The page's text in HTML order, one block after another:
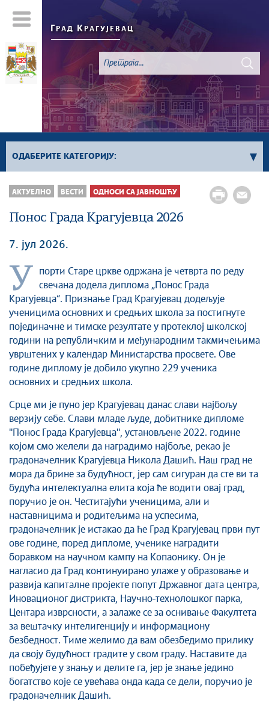
Г РАД К РАГУЈЕВАЦ
ОДАБЕРИТЕ КАТЕГОРИЈУ:
Све вести
Сервисне Информације
Генерално
Култура
Здравство
Социјална заштита
Спорт
Седнице Градског већа
Седнице Скупштине
Туризам
Екологија
Млади у локалној самоуправи
НВО
Међународна сарадња
Позив за медије
Избори
Октобарске свечаности
Образовање
Савет за координацију послова безбедности
саобраћаја
Људска и мањинска права
АКТУЕЛНО ВЕСТИ ОДНОСИ СА ЈАВНОШЋУ
Понос Града Крагујевца 2026
7. јул 2026.
У
порти Старе цркве одржана је четврта по реду
свечана додела диплома „Понос Града
Крагујевца“. Признање Град Крагујевац додељује
ученицима основних и средњих школа за постигнуте
појединачне и тимске резултате у протеклој школској
години на републичким и међународним такмичењима
уврштених у календар Министарства просвете. Ове
године диплому је добило укупно 229 ученика
основних и средњих школа.
Срце ми је пуно јер Крагујевац данас слави најбољу
верзију себе. Слави младе људе, добитнике дипломе
''Понос Града Крагујевца'', установљене 2022. године
којом смо желели да наградимо најбоље, рекао је
градоначелник Крагујевца Никола Дашић. Наш град не
мора да брине за будућност, јер сам сигуран да сте ви та
будућа интелектуална елита која ће водити овај град,
поручио је он. Честитајући ученицима, али и
наставницима и родитељима на успесима,
градоначелник је истакао да ће Град Крагујевац први пут
ове године, поред дипломе, ученике наградити
боравком на научном кампу на Копаонику. Он је
нагласио да Град континуирано улаже у образовање и
развија капиталне пројекте попут Државног дата центра,
Иновационог дистрикта, Научно-технолошког парка,
Центара изврсности, а залаже се за оснивање Факултета
за вештачку интелигенцију и информациону
безбедност. Тиме желимо да вам обезбедимо прилику
да своју будућност градите у свом граду. Наставите да
побеђујете у знању и делите га, јер је знање једино
богатство које се увећава онда када се дели, поручио је
градоначелник Дашић.